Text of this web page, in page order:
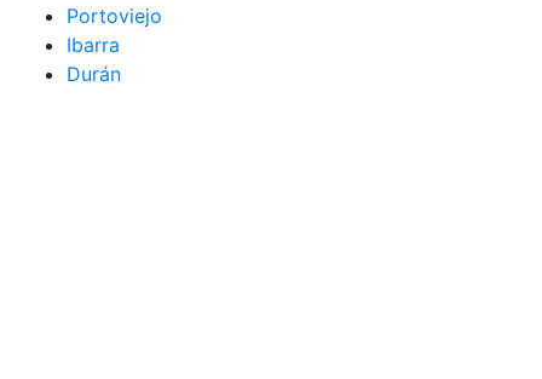
Portoviejo
Ibarra
Durán